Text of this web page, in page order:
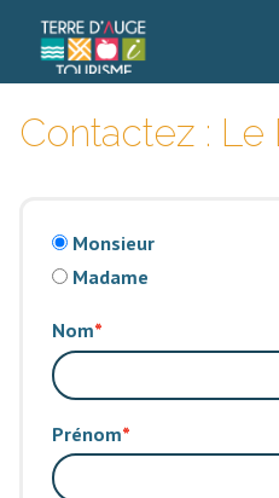
Contactez : Le
Monsieur
Madame
Nom
Prénom